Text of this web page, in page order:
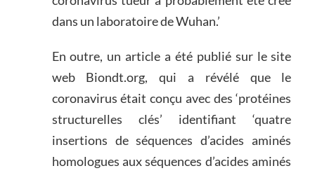
dans un laboratoire de Wuhan.’
En outre, un article a été publié sur le site
web Biondt.org, qui a révélé que le
coronavirus était conçu avec des ‘protéines
structurelles clés’ identifiant ‘quatre
insertions de séquences d’acides aminés
homologues aux séquences d’acides aminés